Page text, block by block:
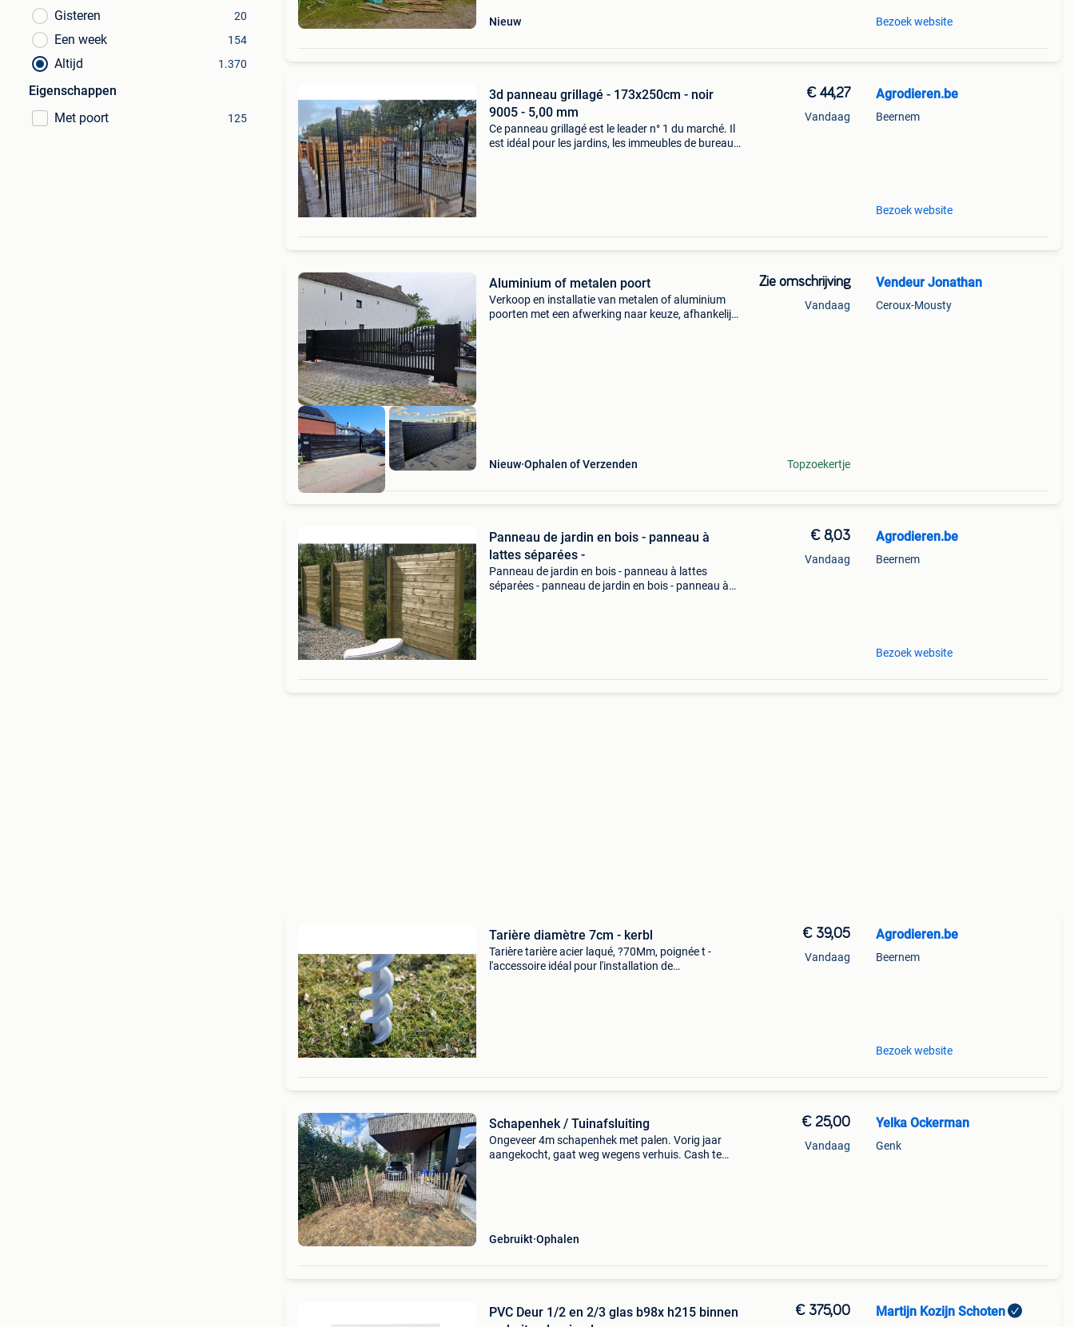
Gisteren 20
Een week 154
Altijd 1.370
Eigenschappen
Met poort
125
Nieuw
Bezoek website
3d panneau grillagé - 173x250cm - noir
9005 - 5,00 mm
Ce panneau grillagé est le leader n° 1 du marché. Il
est idéal pour les jardins, les immeubles de bureaux,
€ 44,27
Vandaag
Agrodieren.be
Beernem
Bezoek website
Aluminium of metalen poort
Verkoop en installatie van metalen of aluminium
poorten met een afwerking naar keuze, afhankelijk
Nieuw Ophalen of Verzenden
Zie omschrijving
Vandaag
Topzoekertje
Vendeur Jonathan
Ceroux-Mousty
Panneau de jardin en bois - panneau à
lattes séparées -
Panneau de jardin en bois - panneau à lattes
séparées - panneau de jardin en bois - panneau à
€ 8,03
Vandaag
Agrodieren.be
Beernem
Bezoek website
Tarière diamètre 7cm - kerbl
Tarière tarière acier laqué, ?70Mm, poignée t -
l'accessoire idéal pour l'installation de
€ 39,05
Vandaag
Agrodieren.be
Beernem
Bezoek website
Schapenhek / Tuinafsluiting
Ongeveer 4m schapenhek met palen. Vorig jaar
aangekocht, gaat weg wegens verhuis. Cash te
Gebruikt Ophalen
€ 25,00
Vandaag
Yelka Ockerman
Genk
PVC Deur 1/2 en 2/3 glas b98x h215 binnen
€ 375,00 Martijn Kozijn Schoten